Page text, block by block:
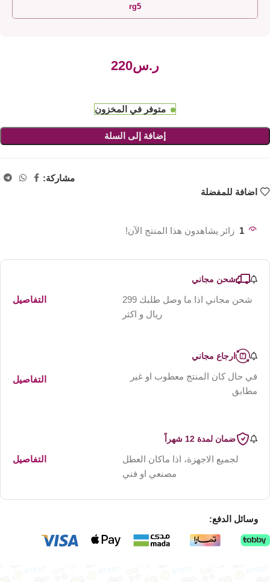
rg5
ر.س
متوفر في المخزون
إضافة إلى السلة
مشاركة:
اضافة للمفضلة
1 زائر يشاهدون هذا المنتج الآن!
شحن مجاني
شحن مجاني اذا ما وصل طلبك 299
ريال و اكثر
التفاصيل
ارجاع مجاني
في حال كان المنتج معطوب او غير
مطابق
التفاصيل
ضمان لمدة 12 شهراً
لجميع الاجهزة، اذا ماكان العطل
مصنعي او فني
التفاصيل
وسائل الدفع: